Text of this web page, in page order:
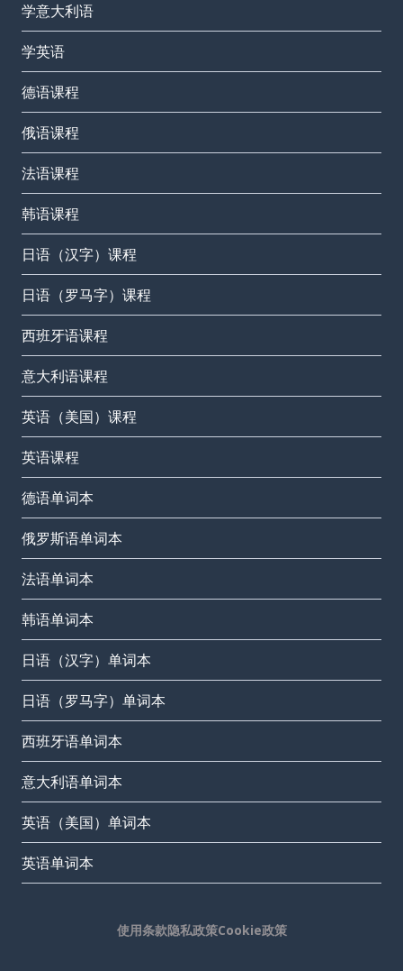
学意大利语
学英语
德语课程
俄语课程
法语课程
韩语课程
日语（汉字）课程
日语（罗马字）课程
西班牙语课程
意大利语课程
英语（美国）课程
英语课程
德语单词本
俄罗斯语单词本
法语单词本
韩语单词本
日语（汉字）单词本
日语（罗马字）单词本
西班牙语单词本
意大利语单词本
英语（美国）单词本
英语单词本
使用条款隐私政策Cookie政策